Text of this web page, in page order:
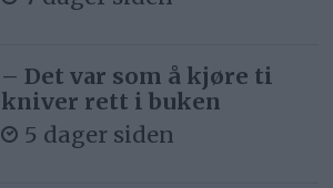
– Det var som å kjøre ti
kniver rett i buken
5 dager siden